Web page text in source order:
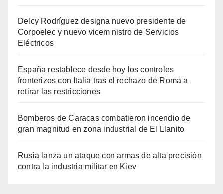
Delcy Rodríguez designa nuevo presidente de
Corpoelec y nuevo viceministro de Servicios
Eléctricos
España restablece desde hoy los controles
fronterizos con Italia tras el rechazo de Roma a
retirar las restricciones
Bomberos de Caracas combatieron incendio de
gran magnitud en zona industrial de El Llanito
Rusia lanza un ataque con armas de alta precisión
contra la industria militar en Kiev